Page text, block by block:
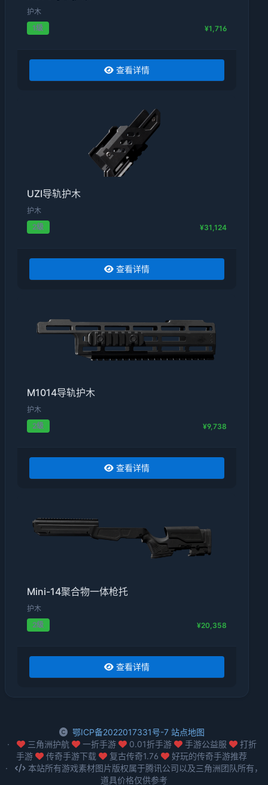
护木
1级
¥1,716
查看详情
UZI导轨护木
护木
2级
¥31,124
查看详情
M1014导轨护木
护木
2级
¥9,738
查看详情
Mini-14聚合物一体枪托
护木
2级
¥20,358
查看详情
鄂ICP备2022017331号-7 站点地图
三角洲护航
一折手游 0.01折手游 手游公益服
打折
手游
传奇手游下载 复古传奇1.76
好玩的传奇手游推荐
本站所有游戏素材图片版权属于腾讯公司以及三角洲团队所有，
道具价格仅供参考